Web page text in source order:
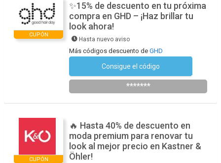
CUPÓN
✨15% de descuento en tu próxima
compra en GHD – ¡Haz brillar tu
look ahora!
Hasta nuevo aviso
Más códigos descuento de GHD
Consigue el código
*******
CUPÓN
🔥 Hasta 40% de descuento en
moda premium para renovar tu
look al mejor precio en Kastner &
Öhler!